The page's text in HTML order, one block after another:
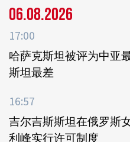
06.08.2026
17:00
哈萨克斯坦被评为中亚
斯坦最差
16:57
吉尔吉斯斯坦在俄罗斯
利峰实行许可制度